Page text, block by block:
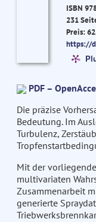
ISBN
231
Preis:
https://
PDF –
Die präzise
Bedeutung. Im
Turbulenz,
Mit der
multivariaten
Zusammenarbeit
generierte